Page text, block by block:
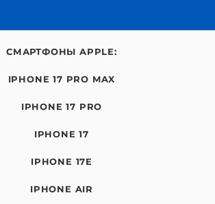
СМАРТФОНЫ APPLE:
IPHONE 17 PRO MAX
IPHONE 17 PRO
IPHONE 17
IPHONE 17E
IPHONE AIR